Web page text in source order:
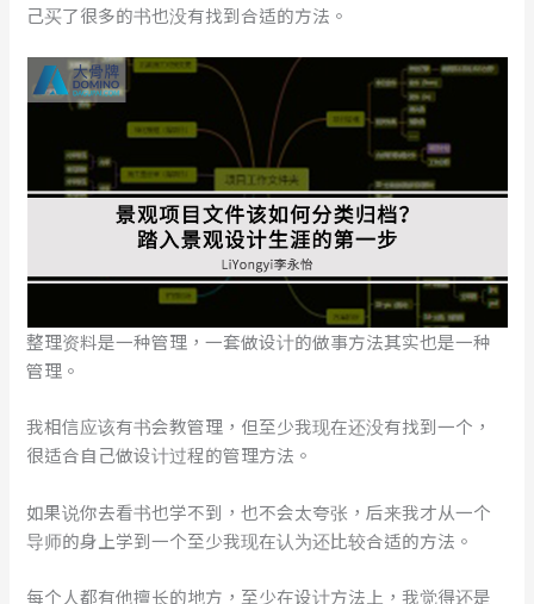
己买了很多的书也没有找到合适的方法。
整理资料是一种管理，一套做设计的做事方法其实也是一种
管理。
我相信应该有书会教管理，但至少我现在还没有找到一个，
很适合自己做设计过程的管理方法。
如果说你去看书也学不到，也不会太夸张，后来我才从一个
导师的身上学到一个至少我现在认为还比较合适的方法。
每个人都有他擅长的地方，至少在设计方法上，我觉得还是